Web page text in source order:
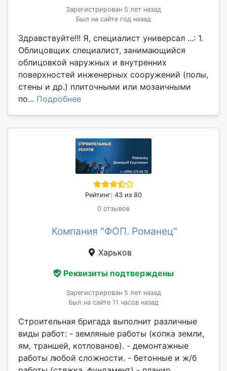
Зарегистрирован 5 лет назад
Был на сайте год назад
Здравствуйте!!! Я, специалист универсал ...: 1.
Облицовщик специалист, занимающийся
облицовкой наружных и внутренних
поверхностей инженерных сооружений (полы,
стены и др.) плиточными или мозаичными
по... Подробнее
Рейтинг: 43 из 80
0 отзывов
Компания "ФОП. Романец"
Харьков
Реквизиты подтверждены
Зарегистрирован 5 лет назад
Был на сайте 11 часов назад
Строительная бригада выполнит различные
виды работ: - земляные работы (копка земли,
ям, траншей, котлованов). - демонтажные
работы любой сложности. - бетонные и ж/б